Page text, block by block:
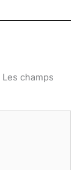
Les champs